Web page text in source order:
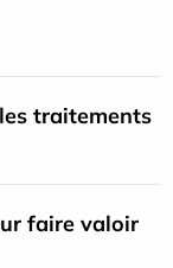
traitements
faire valoir